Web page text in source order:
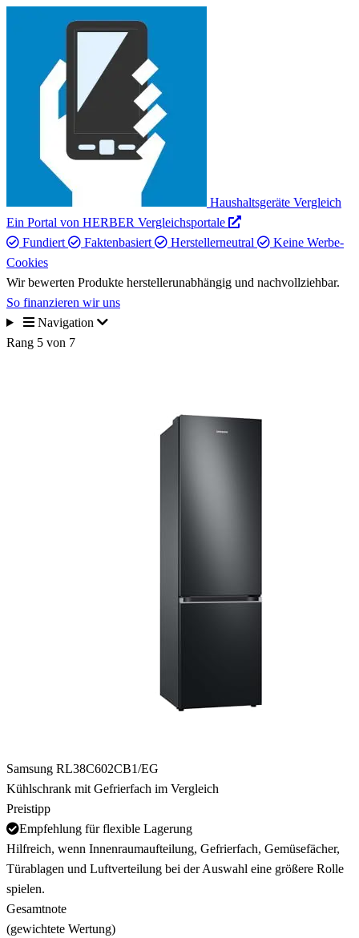
Haushaltsgeräte Vergleich
Ein Portal von HERBER Vergleichsportale
Fundiert
Faktenbasiert Herstellerneutral
Keine Werbe-
Cookies
Wir bewerten Produkte herstellerunabhängig und nachvollziehbar.
So finanzieren wir uns
Navigation
Rang 5 von 7
Samsung RL38C602CB1/EG
Kühlschrank mit Gefrierfach im Vergleich
Preistipp
Empfehlung für flexible Lagerung
Hilfreich, wenn Innenraumaufteilung, Gefrierfach, Gemüsefächer,
Türablagen und Luftverteilung bei der Auswahl eine größere Rolle
spielen.
Gesamtnote
(gewichtete Wertung)